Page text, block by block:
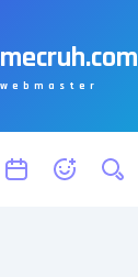
mecruh.com
webmaster